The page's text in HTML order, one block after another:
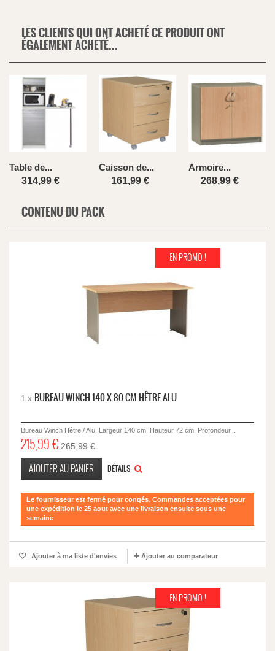
LES CLIENTS QUI ONT ACHETÉ CE PRODUIT ONT
ÉGALEMENT ACHETÉ...
Table de...
314,99 €
Caisson de...
161,99 €
Armoire...
268,99 €
CONTENU DU PACK
EN PROMO !
1 x BUREAU WINCH 140 X 80 CM HÊTRE ALU
Bureau Winch Hêtre / Alu. Largeur 140 cm Hauteur 72 cm Profondeur...
215,99 € 265,99 €
AJOUTER AU PANIER DÉTAILS
Le fournisseur est fermé pour congés. Commandes acceptées pour
une expédition le 25 aout avec une livraison ensuite sous une
semaine
Ajouter à ma liste d'envies Ajouter au comparateur
EN PROMO !